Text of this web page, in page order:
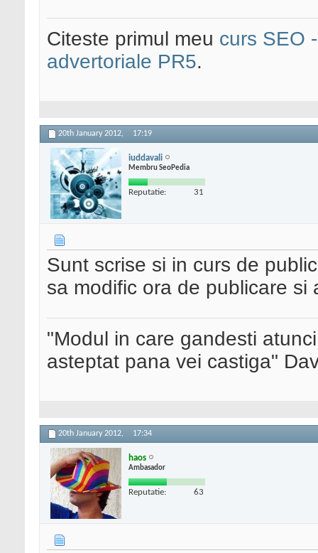
Citeste primul meu curs SEO
advertoriale PR5.
20th January 2012, 17:19
iuddavali
Membru SeoPedia
Reputatie: 31
Sunt scrise si in curs de
sa modific ora de publicare si
"Modul in care gandesti
asteptat pana vei castiga"
20th January 2012, 17:34
haos
Ambasador
Reputatie: 63